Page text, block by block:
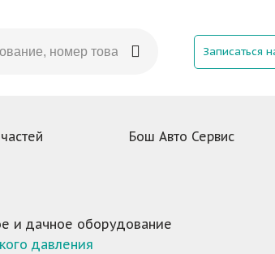
Записаться
Бош Авто Сервис
и дачное оборудование
давления